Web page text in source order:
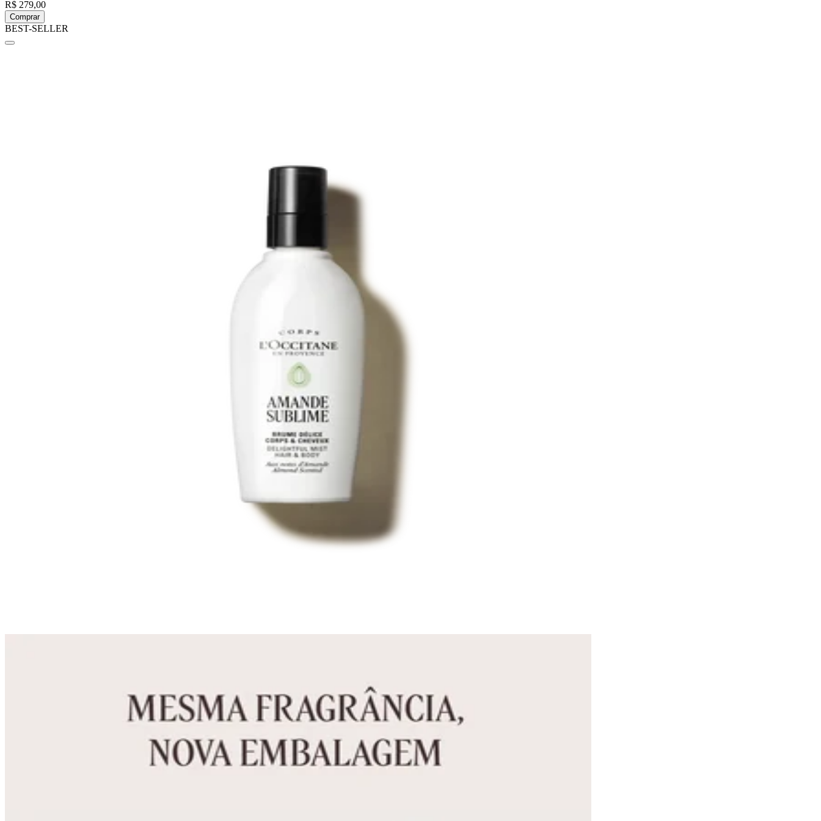
R$ 279,00
Comprar
BEST-SELLER